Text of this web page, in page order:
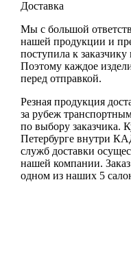
Доставка
Мы с большой
нашей продукции и
поступила к
Поэтому каждое
перед отправкой.
Резная продукция
за рубеж
по выбору заказчика.
Петербурге внутри
служб доставки
нашей компании.
одном из наших 5